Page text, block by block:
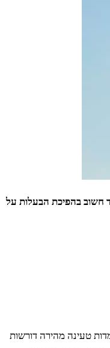
חשוב בהפיכת הבעלות על
משתמשות בשקע חשמל רגיל ויכולות לקחת עד 24 שעות לטעינה מלאה. עמדות טעינה מהירה דורשות